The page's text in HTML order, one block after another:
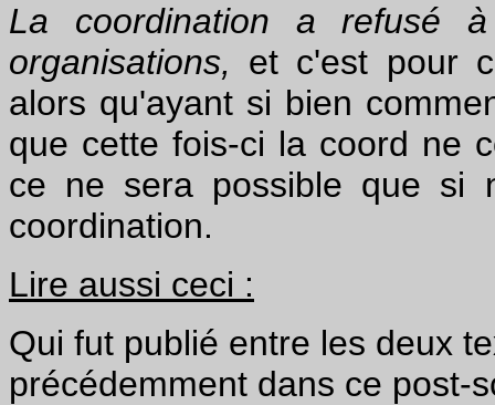
La coordination a refusé
organisations, et c'est pour
alors qu'ayant si bien
que cette fois-ci la coord ne
ce ne sera possible que si
coordination.
Lire aussi ceci :
Qui fut publié entre les deux
précédemment dans ce post-